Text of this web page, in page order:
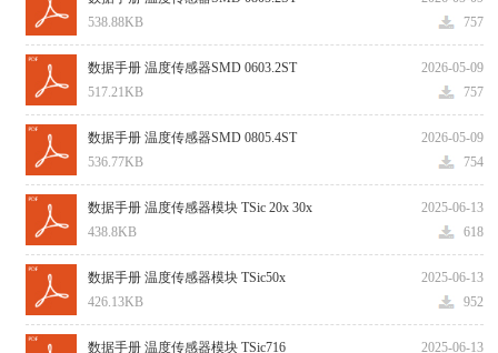
757
538.88KB
2026-05-09
数据手册 温度传感器SMD 0603.2ST
757
517.21KB
2026-05-09
数据手册 温度传感器SMD 0805.4ST
754
536.77KB
2025-06-13
数据手册 温度传感器模块 TSic 20x 30x
618
438.8KB
2025-06-13
数据手册 温度传感器模块 TSic50x
952
426.13KB
2025-06-13
数据手册 温度传感器模块 TSic716